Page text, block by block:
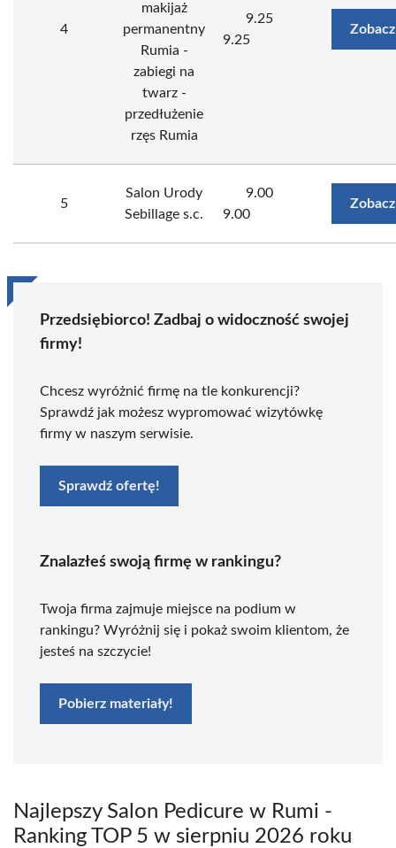
4
makijaż
permanentny
Rumia -
zabiegi na
twarz -
przedłużenie
rzęs Rumia
9.25
9.25
5
Salon Urody
Sebillage s.c.
9.00
9.00
Przedsiębiorco! Zadbaj o widoczność swojej
firmy!
Chcesz wyróżnić firmę na tle konkurencji?
Sprawdź jak możesz wypromować wizytówkę
firmy w naszym serwisie.
Sprawdź ofertę!
Znalazłeś swoją firmę w rankingu?
Twoja firma zajmuje miejsce na podium w
rankingu? Wyróżnij się i pokaż swoim klientom, że
jesteś na szczycie!
Pobierz materiały!
Najlepszy Salon Pedicure w Rumi -
Ranking TOP 5 w sierpniu 2026 roku